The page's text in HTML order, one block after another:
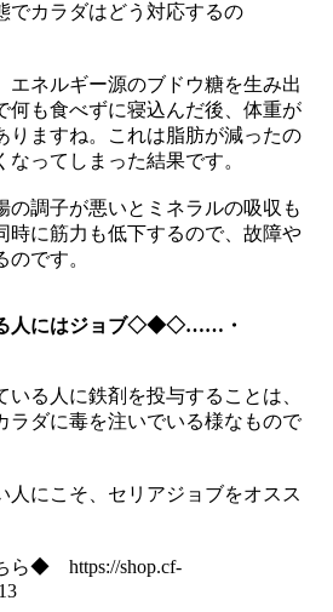
でカラダはどう対応するの
エネルギー源のブドウ糖を生み出
何も食べずに寝込んだ後、体重が
りますね。これは脂肪が減ったの
ってしまった結果です。
の調子が悪いとミネラルの吸収も
時に筋力も低下するので、故障や
です。
人にはジョブ◇◆◇……・
る人に鉄剤を投与することは、
ラダに毒を注いでいる様なもので
人にこそ、セリアジョブをオスス
ちら◆https://shop.cf-